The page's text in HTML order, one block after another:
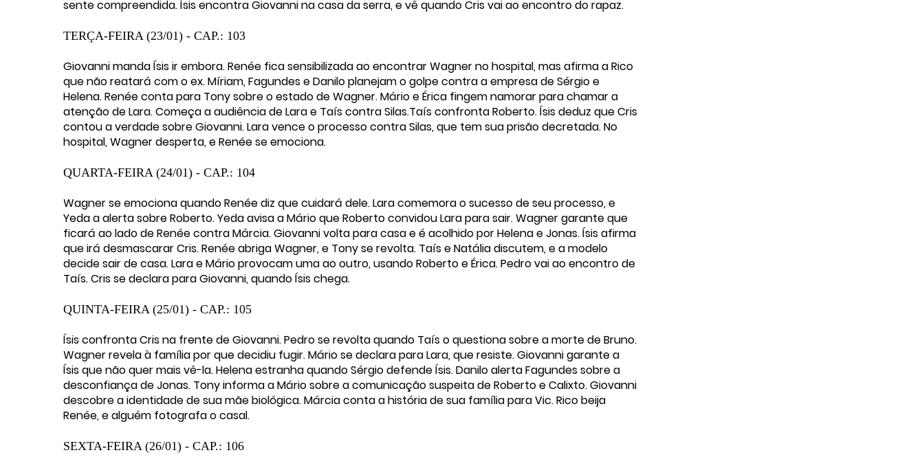
sente compreendida. Ísis encontra Giovanni na casa da serra, e vê quando Cris vai ao encontro do rapaz.
TERÇA-FEIRA (23/01) - CAP.: 103
Giovanni manda Ísis ir embora. Renée fica sensibilizada ao encontrar Wagner no hospital, mas afirma a Rico
que não reatará com o ex. Míriam, Fagundes e Danilo planejam o golpe contra a empresa de Sérgio e
Helena. Renée conta para Tony sobre o estado de Wagner. Mário e Érica fingem namorar para chamar a
atenção de Lara. Começa a audiência de Lara e Taís contra Silas.Taís confronta Roberto. Ísis deduz que Cris
contou a verdade sobre Giovanni. Lara vence o processo contra Silas, que tem sua prisão decretada. No
hospital, Wagner desperta, e Renée se emociona.
QUARTA-FEIRA (24/01) - CAP.: 104
Wagner se emociona quando Renée diz que cuidará dele. Lara comemora o sucesso de seu processo, e
Yeda a alerta sobre Roberto. Yeda avisa a Mário que Roberto convidou Lara para sair. Wagner garante que
ficará ao lado de Renée contra Márcia. Giovanni volta para casa e é acolhido por Helena e Jonas. Ísis afirma
que irá desmascarar Cris. Renée abriga Wagner, e Tony se revolta. Taís e Natália discutem, e a modelo
decide sair de casa. Lara e Mário provocam uma ao outro, usando Roberto e Érica. Pedro vai ao encontro de
Taís. Cris se declara para Giovanni, quando Ísis chega.
QUINTA-FEIRA (25/01) - CAP.: 105
Ísis confronta Cris na frente de Giovanni. Pedro se revolta quando Taís o questiona sobre a morte de Bruno.
Wagner revela à família por que decidiu fugir. Mário se declara para Lara, que resiste. Giovanni garante a
Ísis que não quer mais vê-la. Helena estranha quando Sérgio defende Ísis. Danilo alerta Fagundes sobre a
desconfiança de Jonas. Tony informa a Mário sobre a comunicação suspeita de Roberto e Calixto. Giovanni
descobre a identidade de sua mãe biológica. Márcia conta a história de sua família para Vic. Rico beija
Renée, e alguém fotografa o casal.
SEXTA-FEIRA (26/01) - CAP.: 106